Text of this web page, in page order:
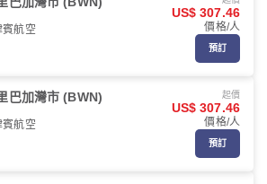
賓航空
US$ 307.46
價格/人
預訂
巴加灣市 (BWN)
賓航空
起價
US$ 307.46
價格/人
預訂